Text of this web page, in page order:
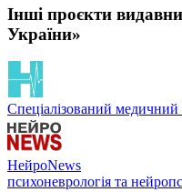
Інші проєкти
України»
Спеціалізований медичний
НейроNews
психоневрологія та